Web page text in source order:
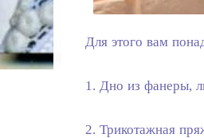
Для этого вам
1. Дно из фанеры,
2. Трикотажная